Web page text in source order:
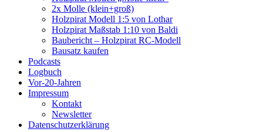
2x Molle (klein+groß)
Holzpirat Modell 1:5 von Lothar
Holzpirat Maßstab 1:10 von Baldi
Baubericht – Holzpirat RC-Modell
Bausatz kaufen
Podcasts
Logbuch
Vor-20-Jahren
Impressum
Kontakt
Newsletter
Datenschutzerklärung